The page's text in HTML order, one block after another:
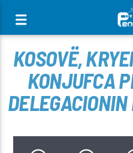
KOSOVË,
KONJUFCA